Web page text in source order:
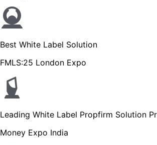
Best White Label Solution
FMLS:25 London Expo
Leading White Label Propfirm Solution
Money Expo India